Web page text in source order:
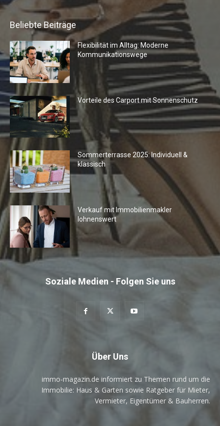
Beliebte Beiträge
Flexibilität im Alltag: Moderne
Kommunikationswege
Vorteile des Carport mit Sonnenschutz
Sommerterrasse 2025: Individuell &
klassisch
Verkauf mit Immobilienmakler
lohnenswert
Soziale Medien - Folgen Sie uns
Über Uns
immo-magazin.de informiert zu Themen rund um die
Immobilie: Haus & Garten sowie Ratgeber für Mieter,
Vermieter, Eigentümer & Bauherren.